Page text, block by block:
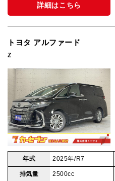
詳細はこちら
トヨタ アルファード
Z
年式 2025年/R7
排気量 2500cc